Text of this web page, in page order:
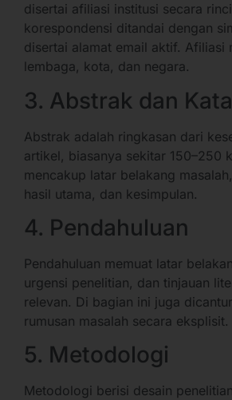
disertai afiliasi institusi secara
korespondensi ditandai dengan
disertai alamat email aktif. Afiliasi
lembaga, kota, dan negara.
3. Abstrak dan
Abstrak adalah ringkasan dari
artikel, biasanya sekitar 150–250
mencakup latar belakang
hasil utama, dan kesimpulan.
4. Pendahuluan
Pendahuluan memuat latar
urgensi penelitian, dan tinjauan
relevan. Di bagian ini juga
rumusan masalah secara eksplisit.
5. Metodologi
Metodologi berisi desain